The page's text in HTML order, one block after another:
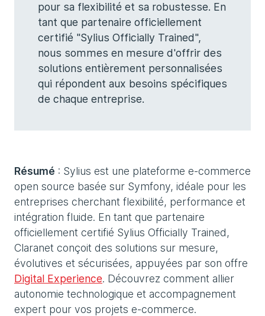
pour sa flexibilité et sa robustesse. En
tant que partenaire officiellement
certifié "Sylius Officially Trained",
nous sommes en mesure d'offrir des
solutions entièrement personnalisées
qui répondent aux besoins spécifiques
de chaque entreprise.
Résumé : Sylius est une plateforme e-commerce
open source basée sur Symfony, idéale pour les
entreprises cherchant flexibilité, performance et
intégration fluide. En tant que partenaire
officiellement certifié Sylius Officially Trained,
Claranet conçoit des solutions sur mesure,
évolutives et sécurisées, appuyées par son offre
Digital Experience. Découvrez comment allier
autonomie technologique et accompagnement
expert pour vos projets e-commerce.